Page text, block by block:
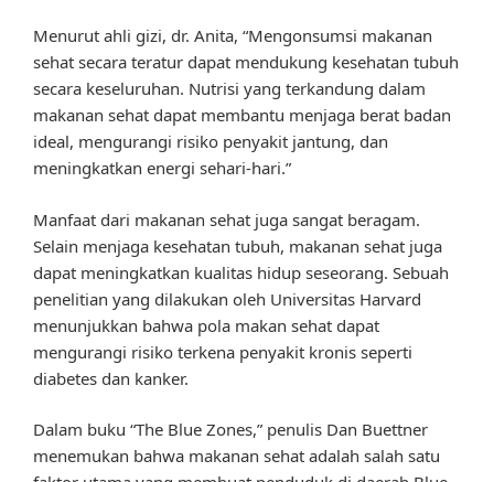
Menurut ahli gizi, dr. Anita, “Mengonsumsi makanan
sehat secara teratur dapat mendukung kesehatan tubuh
secara keseluruhan. Nutrisi yang terkandung dalam
makanan sehat dapat membantu menjaga berat badan
ideal, mengurangi risiko penyakit jantung, dan
meningkatkan energi sehari-hari.”
Manfaat dari makanan sehat juga sangat beragam.
Selain menjaga kesehatan tubuh, makanan sehat juga
dapat meningkatkan kualitas hidup seseorang. Sebuah
penelitian yang dilakukan oleh Universitas Harvard
menunjukkan bahwa pola makan sehat dapat
mengurangi risiko terkena penyakit kronis seperti
diabetes dan kanker.
Dalam buku “The Blue Zones,” penulis Dan Buettner
menemukan bahwa makanan sehat adalah salah satu